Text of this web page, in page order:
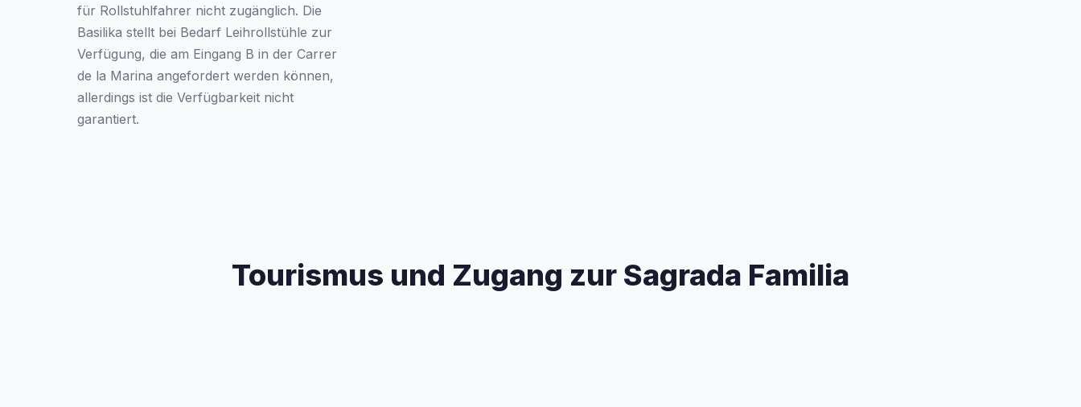
für Rollstuhlfahrer nicht zugänglich. Die
Basilika stellt bei Bedarf Leihrollstühle zur
Verfügung, die am Eingang B in der Carrer
de la Marina angefordert werden können,
allerdings ist die Verfügbarkeit nicht
garantiert.
Tourismus und Zugang zur Sagrada Familia